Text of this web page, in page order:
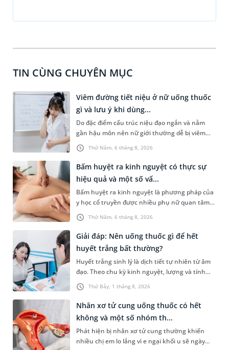
TIN CÙNG CHUYÊN MỤC
Thứ Năm, 6 tháng 8, 2026
Viêm đường tiết niệu ở nữ uống thuốc
gì và lưu ý khi dùng...
Do đặc điểm cấu trúc niệu đạo ngắn và nằm
gần hậu môn nên nữ giới thường dễ bị viêm
đường tiết niệu hơn nam giới. Tùy theo nguyên
nhân, mức độ nhiễm trùng và tình trạng sức
khỏe của người bệnh, bác sĩ sẽ chỉ định các loại
thuốc phù hợp để kiểm soát bệnh hiệu quả.
Vậy viêm đường tiết niệu ở nữ uống thuốc gì và
cần lưu ý những gì trong quá trình điều trị? Hãy
cùng tìm hiểu trong bài viết dưới đây.
Thứ Năm, 6 tháng 8, 2026
Bấm huyệt ra kinh nguyệt có thực sự
hiệu quả và một số vấ...
Bấm huyệt ra kinh nguyệt là phương pháp của
y học cổ truyền được nhiều phụ nữ quan tâm
khi gặp tình trạng chậm kinh hoặc kinh nguyệt
không đều. Vậy phương pháp này có mang lại
hiệu quả như mong đợi không, thực hiện ra
sao và cần lưu ý những gì để đảm bảo an toàn?
Thứ Bảy, 1 tháng 8, 2026
Giải đáp: Nên uống thuốc gì để hết
huyết trắng bất thường?
Huyết trắng sinh lý là dịch tiết tự nhiên từ âm
đạo. Theo chu kỳ kinh nguyệt, lượng và tính
chất của dạng dịch tiết âm đạo này có thể thay
đổi. Khi mắc bệnh phụ khoa, âm đạo có thể tiết
nhiều huyết trắng bất thường kèm theo các
triệu chứng khó chịu. Tình trạng này có thể
được kiểm soát bằng một số loại thuốc. Vậy,
uống thuốc gì để hết huyết trắng và có phải cứ
ra huyết trắng thì sẽ uống thuốc hay không?
Nhân xơ tử cung uống thuốc có hết
không và một số nhóm th...
Phát hiện bị nhân xơ tử cung thường khiến
nhiều chị em lo lắng vì e ngại khối u sẽ ngày